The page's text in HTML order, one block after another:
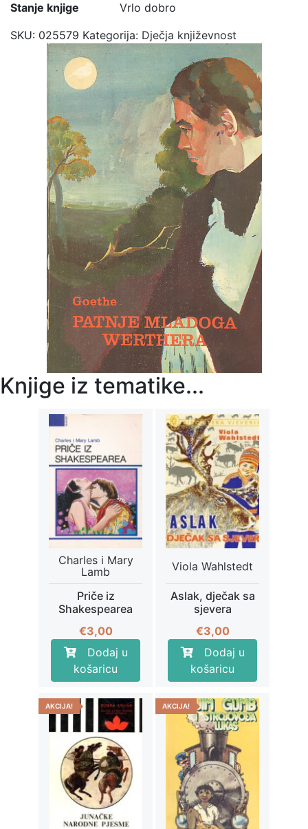
Stanje knjige
Vrlo dobro
SKU: 025579 Kategorija: Dječja književnost
Knjige iz tematike...
Charles i Mary
Lamb
Priče iz
Shakespearea
€3,00
Dodaj u
košaricu
Viola Wahlstedt
Aslak, dječak sa
sjevera
€3,00
Dodaj u
košaricu
AKCIJA! AKCIJA!